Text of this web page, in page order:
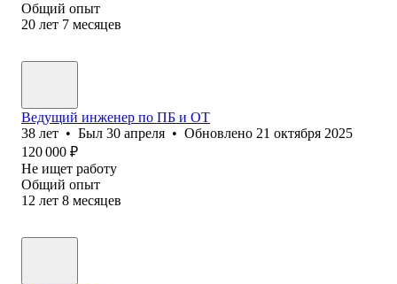
Общий опыт
20 лет 7 месяцев
Ведущий инженер по ПБ и ОТ
38 лет • Был 30 апреля • Обновлено 21 октября 2025
120 000 ₽
Не ищет работу
Общий опыт
12 лет 8 месяцев